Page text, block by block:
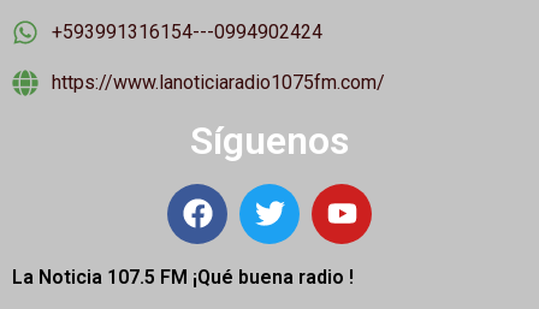
+593991316154---0994902424
https://www.lanoticiaradio1075fm.com/
Síguenos
La Noticia 107.5 FM ¡Qué buena radio !